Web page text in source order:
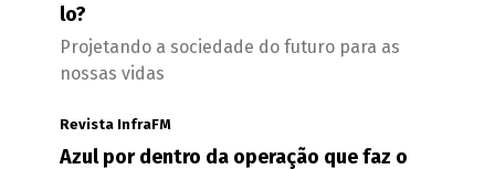
lo?
Projetando a sociedade do futuro para as
nossas vidas
Revista InfraFM
Azul por dentro da operação que faz o